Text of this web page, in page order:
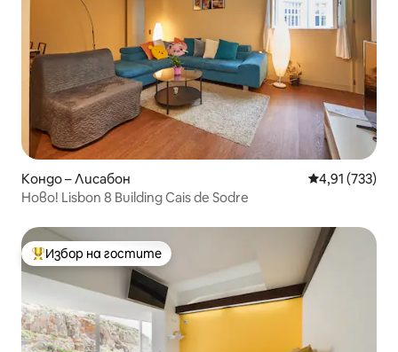
Кондо – Лисабон Средна
4,91 (733)
Ново! Lisbon 8 Building Cais de Sodre
Най-популярен избор на гостите
Избор на гостите